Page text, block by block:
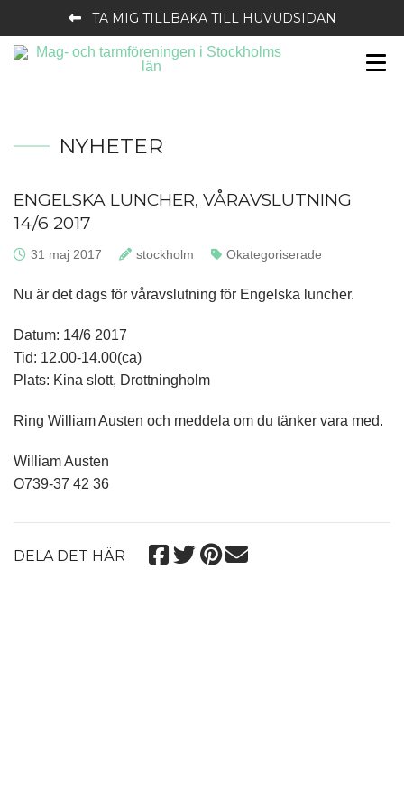
TA MIG TILLBAKA TILL HUVUDSIDAN
NYHETER
ENGELSKA LUNCHER, VÅRAVSLUTNING
14/6 2017
Publicerat:
31 maj 2017 Skrivet av:
stockholm Kategorier:
Okategoriserade
Nu är det dags för våravslutning för Engelska luncher.
Datum: 14/6 2017
Tid: 12.00-14.00(ca)
Plats: Kina slott, Drottningholm
Ring William Austen och meddela om du tänker vara med.
William Austen
O739-37 42 36
DELA DET HÄR